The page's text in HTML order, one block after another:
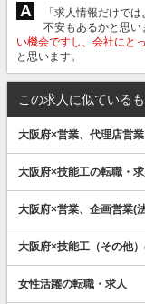
A
「求人情報だけで
不安もあるかと思い
い機会ですし、会社にと
と思います。
この求人に似ている
大阪府×営業、代理店営
大阪府×技能工の転職・求
大阪府×営業、企画営業(
大阪府×技能工（その他
女性活躍の転職・求人